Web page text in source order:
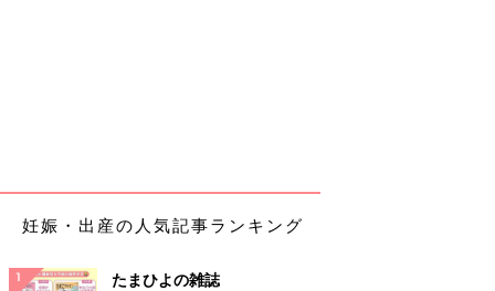
妊娠・出産の人気記事ランキング
たまひよの雑誌